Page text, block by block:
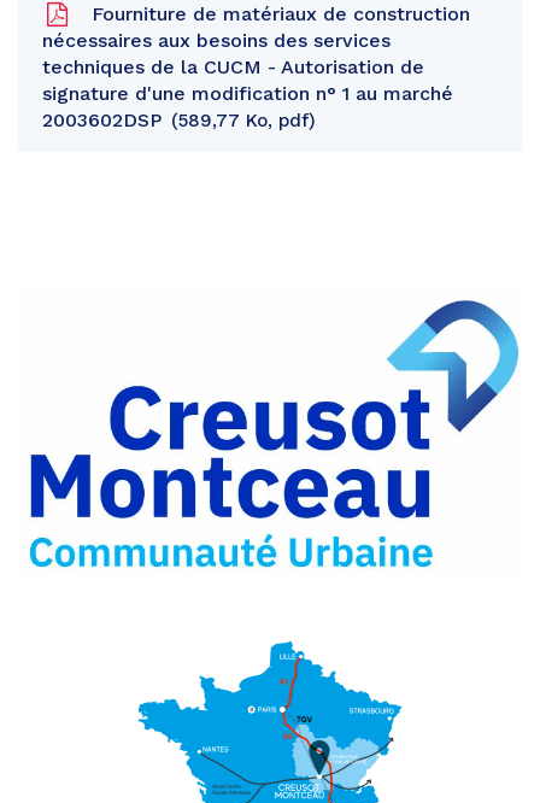
Fourniture de matériaux de construction
nécessaires aux besoins des services
techniques de la CUCM - Autorisation de
signature d'une modification n° 1 au marché
2003602DSP
589,77 Ko, pdf
Facebook
Partager
Twitter
Partager
par
e-
mail